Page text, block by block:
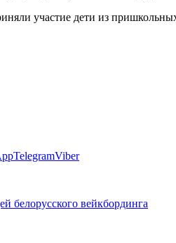
участие дети из
TelegramViber
белорусского вейкбординга